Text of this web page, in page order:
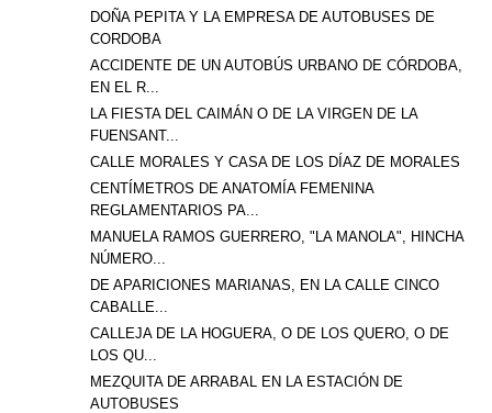
DOÑA PEPITA Y LA EMPRESA DE AUTOBUSES DE
CORDOBA
ACCIDENTE DE UN AUTOBÚS URBANO DE CÓRDOBA,
EN EL R...
LA FIESTA DEL CAIMÁN O DE LA VIRGEN DE LA
FUENSANT...
CALLE MORALES Y CASA DE LOS DÍAZ DE MORALES
CENTÍMETROS DE ANATOMÍA FEMENINA
REGLAMENTARIOS PA...
MANUELA RAMOS GUERRERO, "LA MANOLA", HINCHA
NÚMERO...
DE APARICIONES MARIANAS, EN LA CALLE CINCO
CABALLE...
CALLEJA DE LA HOGUERA, O DE LOS QUERO, O DE
LOS QU...
MEZQUITA DE ARRABAL EN LA ESTACIÓN DE
AUTOBUSES